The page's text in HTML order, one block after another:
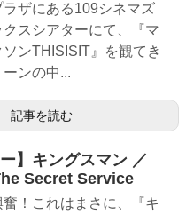
ザにある109シネマズ
クスシアターにて、『マ
ンTHISISIT』を観てき
ンの中...
記事を読む
】キングスマン ／
Secret Service
奮！これはまさに、『キ